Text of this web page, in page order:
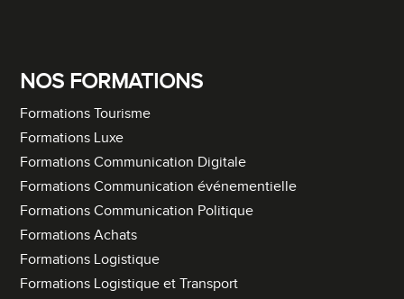
NOS FORMATIONS
Formations Tourisme
Formations Luxe
Formations Communication Digitale
Formations Communication événementielle
Formations Communication Politique
Formations Achats
Formations Logistique
Formations Logistique et Transport